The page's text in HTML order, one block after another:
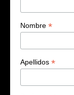
Nombre *
Apellidos *